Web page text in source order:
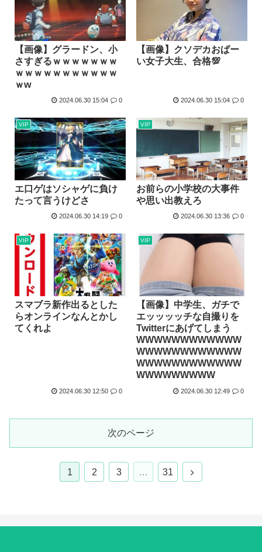
【画像】グラードン、小
さすぎるｗｗｗｗｗｗｗ
ｗｗｗｗｗｗｗｗｗｗｗ
ｗw
2024.06.30 15:04 0
【画像】クソデカおぱー
い女子大生、合格💯
2024.06.30 15:04 0
VIP
エ口ゲはソシャゲに負け
たって言うけどさ
2024.06.30 14:19 0
VIP
お前らの小学校の大事件
や思い出教えろ
2024.06.30 13:36 0
VIP
スマブラ新作出るとした
らオンラインなんとかし
てくれよ
2024.06.30 12:50 0
VIP
【画像】中学生、ガチで
エッッッッチな自撮りを
Twitterにあげてしまう
WWWWWWWWWWWW
WWWWWWWWWWWW
WWWWWWWWWWWW
WWWWWWWWW
2024.06.30 12:49 0
次のページ
1 2 3 … 31
次